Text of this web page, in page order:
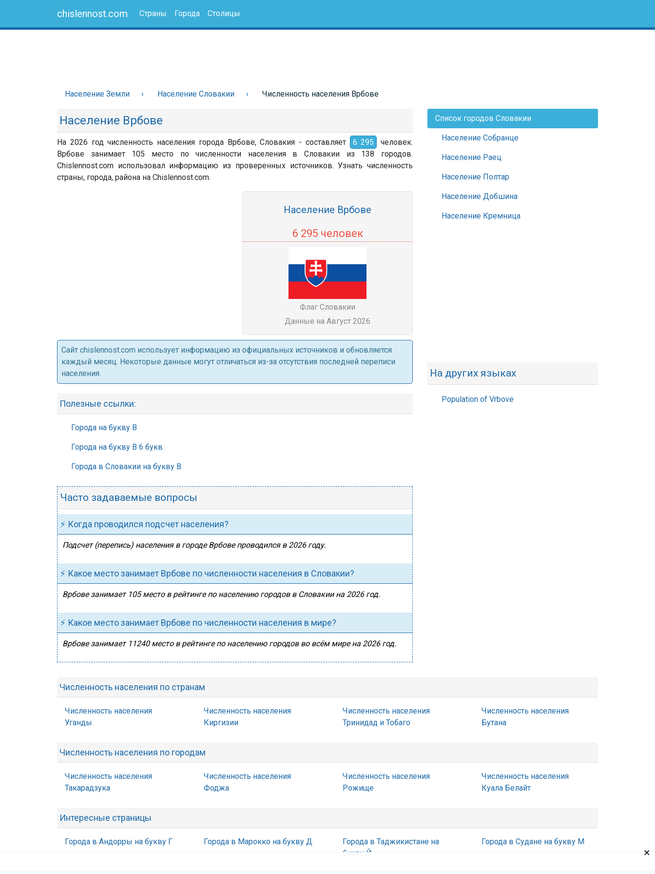
chislennost.com Страны Города Столицы
Население Земли Население Словакии Численность населения Врбове
Население Врбове
На 2026 год численность населения города Врбове, Словакия - составляет 6 295
человек.
Врбове занимает 105 место по численности населения в Словакии из 138 городов.
Chislennost.com использовал информацию из проверенных источников. Узнать численность
страны, города, района на Chislennost.com.
Население Врбове
6 295 человек
Флаг Словакии
Данные на Август 2026
Cайт chislennost.com использует информацию из официальных источников и обновляется
каждый месяц. Некоторые данные могут отличаться из-за отсутствия последней переписи
населения.
Полезные ссылки:
Города на букву В
Города на букву В 6 букв
Города в Словакии на букву В
Часто задаваемые вопросы
⚡ Когда проводился подсчет населения?
Подсчет (перепись) населения в городе Врбове проводился в 2026 году.
⚡ Какое место занимает Врбове по численности населения в Словакии?
Врбове занимает 105 место в рейтинге по населению городов в Словакии на 2026 год.
⚡ Какое место занимает Врбове по численности населения в мире?
Врбове занимает 11240 место в рейтинге по населению городов во всём мире на 2026 год.
Список городов Словакии
Население Собранце
Население Раец
Население Полтар
Население Добшина
Население Кремница
На других языках
Population of Vrbove
Численность населения по странам
Численность населения
Уганды
Численность населения
Киргизии
Численность населения
Тринидад и Тобаго
Численность населения
Бутана
Численность населения по городам
Численность населения
Такарадзука
Численность населения
Фоджа
Численность населения
Рожище
Численность населения
Куала Белайт
Интересные страницы
Города в Андорры на букву Г Города в Марокко на букву Д
Города в Таджикистане на
букву Й
Города в Судане на букву М
×